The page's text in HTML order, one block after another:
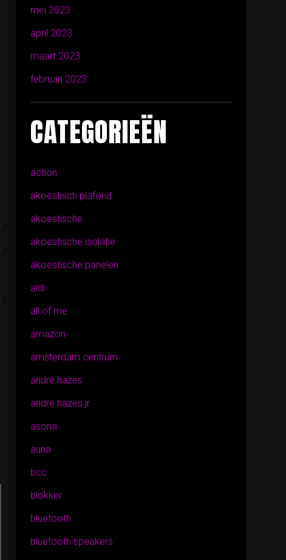
mei 2023
april 2023
maart 2023
februari 2023
CATEGORIEËN
action
akoestisch plafond
akoestische
akoestische isolatie
akoestische panelen
aldi
all of me
amazon
amsterdam centrum
andre hazes
andre hazes jr
asona
auna
bcc
blokker
bluetooth
bluetooth speakers